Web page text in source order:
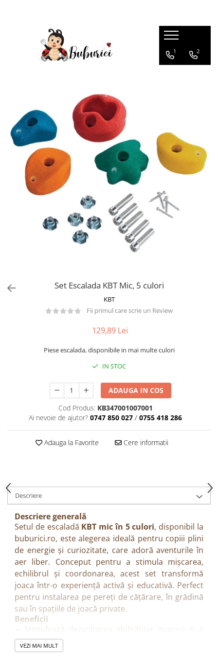
Exterior
Interior
Bucătărie
Muzicale
Bebeluși
8-10 Ani
1 2
Set Escalada KBT Mic, 5 culori
KBT
Fii primul care scrie un Review
129,89 Lei
Piese escalada, disponibile in mai multe culori
IN STOC
ADAUGA IN COS
Cod Produs: KB347001007001
Ai nevoie de ajutor? 0747 850 027 / 0755 418 286
Adauga la Favorite Cere informatii
Descriere
Descriere generală
Setul de escaladă KBT mic în 5 culori, disponibil la
buburici.ro, este alegerea ideală pentru copiii plini
de energie și curiozitate, care adoră aventurile în
aer liber. Conceput pentru a stimula mișcarea,
echilibrul și coordonarea, acest set transformă
joaca într-o experiență activă și educativă. Perfect
pentru instalarea pe pereți de cățărare, în grădină
sau în spațiile de joacă private.
Beneficii
Stimulează dezvoltarea abilităților motorii și a
forței musculare
Încurajează jocul activ în aer liber
VEZI MAI MULT